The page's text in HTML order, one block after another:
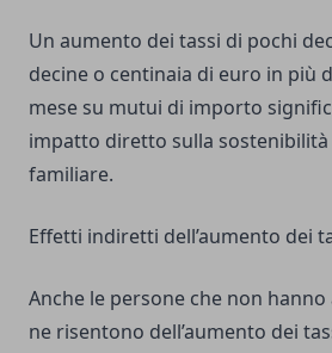
Un aumento dei tassi di pochi
decine o centinaia di euro in più
mese su mutui di importo
impatto diretto sulla
familiare.
Effetti indiretti dell’aumento dei
Anche le persone che non
ne risentono dell’aumento dei